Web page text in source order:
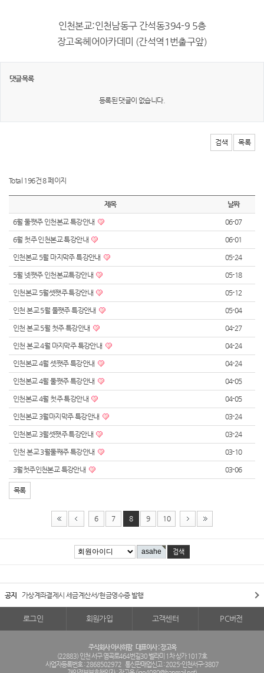
인천본교:인천남동구 간석동394-9 5층
장고옥헤어아카데미 (간석역1번출구앞)
댓글목록
등록된 댓글이 없습니다.
검색 목록
Total 196건8 페이지
제목 날짜
6월 둘쨋주 인천본교 특강안내 06-07
6월 첫주 인천본교 특강안내 06-01
인천본교 5월 마지막주 특강안내 05-24
5월 넷쨋주 인천본교특강안내 05-18
인천본교 5월셋쨋주 특강안내 05-12
인천 본교 5월 둘쨋주 특강안내 05-04
인천 본교 5월 첫주 특강안내 04-27
인천 본교 4월 마지막주 특강안내 04-24
인천본교 4월 셋쨋주 특강안내 04-24
인천본교 4월 둘쨋주 특강안내 04-05
인천본교 4월 첫주 특강안내 04-05
인천본교 3월마지막주 특강안내 03-24
인천본교 3월셋쨋주 특강안내 03-24
인천 본교 3월둘째주 특강안내 03-10
3월첫주인천본교 특강안내 03-06
목록
6 7 8 9 10
공지 가상계좌결제시 세금계산서/현금영수증 발행
로그인 회원가입 고객센터 PC버전
주식회사 아사히팜 대표이사 : 장고옥
(22883) 인천 서구 염곡로464번길30 벨라미 1차 상가 1017호
사업자등록번호 : 2868502972 통신판매업신고 : 2025-인천서구-3807